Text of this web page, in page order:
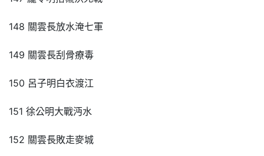
148 關雲長放水淹七軍
149 關雲長刮骨療毒
150 呂子明白衣渡江
151 徐公明大戰沔水
152 關雲長敗走麥城